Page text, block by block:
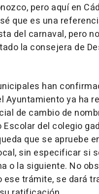
pero aquí en
que es una
del carnaval, pero
la consejera de
han
Ayuntamiento ya ha
de cambio de
Escolar del colegio
que se apruebe
sin especificar si
o la siguiente. No
ese trámite, se dará